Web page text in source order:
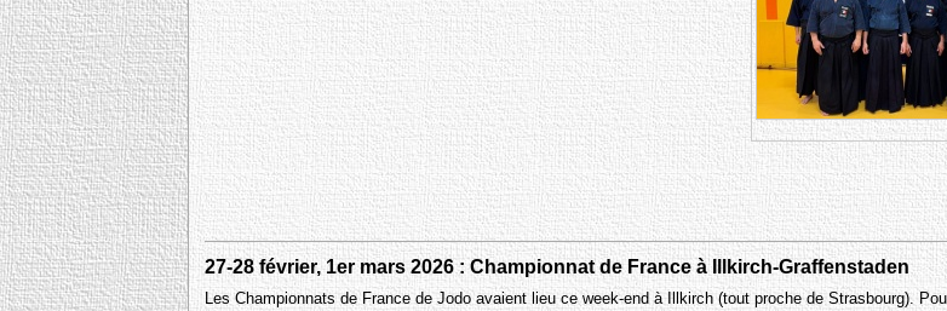
27-28 février, 1er mars 2026 : Championnat de France à Illkirch-Graffenstaden
Les Championnats de France de Jodo avaient lieu ce week-end à Illkirch (tout proche de Strasbourg).